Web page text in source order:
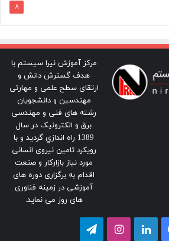
۸
مرکز آموزش نیرا سیستم با
هدف گسترش دانش و
ارتقای سطح علمی و مهارتی
مهندسین و دانشجویان
رشته های فنی و مهندسی
برق و الکترونیک در سال
1389 راه اندازي گرديد و با
رویکرد تامین نیروی انسانی
مورد نیاز بازارکار و صنعت
اقدام به برگزاری دوره های
آموزشی در زمینه فناوری
های روز می نماید.
فیسبوکلینکدایناینستاگرام
تلگرام